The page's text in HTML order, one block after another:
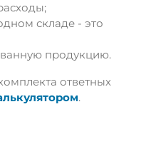
складе - это
продукцию.
ответных
.